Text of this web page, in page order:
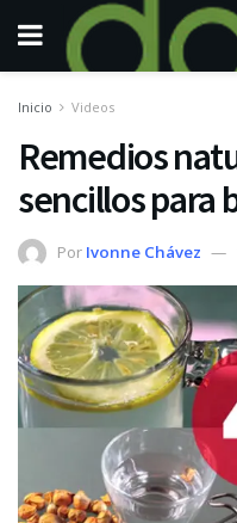
Inicio Videos
Remedios
sencillos para
Por Ivonne Chávez